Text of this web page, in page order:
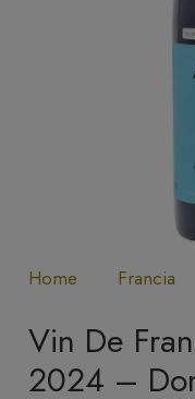
Home Francia
Vin De
2024 –